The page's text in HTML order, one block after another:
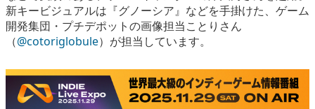
新キービジュアルは『グノーシア』などを手掛けた、ゲーム
開発集団・プチデポットの画像担当ことりさん
（@cotoriglobule）が担当しています。